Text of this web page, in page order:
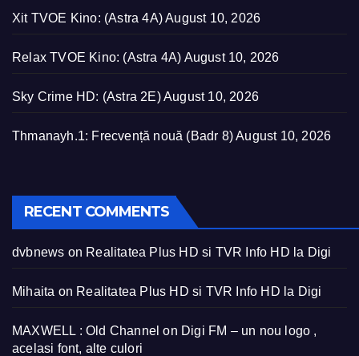
Xit TVOE Kino: (Astra 4A)August 10, 2026
Relax TVOE Kino: (Astra 4A) August 10, 2026
Sky Crime HD: (Astra 2E)August 10, 2026
Thmanayh.1: Frecvență nouă (Badr 8)August 10, 2026
RECENT COMMENTS
dvbnews on Realitatea Plus HD si TVR Info HD la Digi
Mihaita on Realitatea Plus HD si TVR Info HD la Digi
MAXWELL : Old Channel on Digi FM – un nou logo ,
acelasi font, alte culori